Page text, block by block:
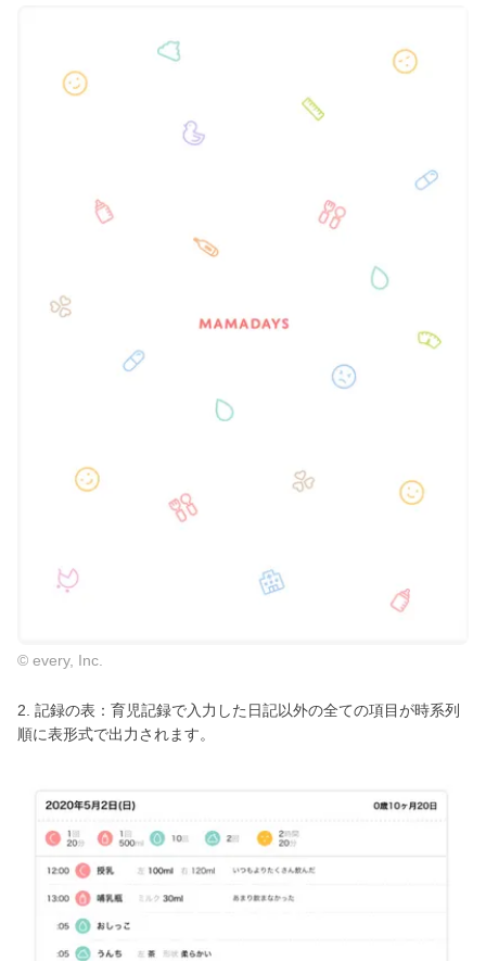
© every, Inc.
2. 記録の表：育児記録で入力した日記以外の全ての項目が時系列
順に表形式で出力されます。